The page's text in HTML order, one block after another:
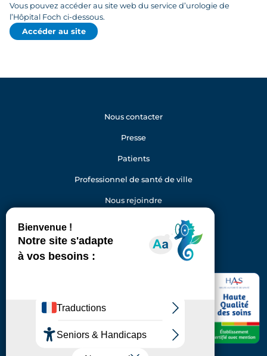
Vous pouvez accéder au site web du service d’urologie de
l’Hôpital Foch ci-dessous.
Accéder au site
92150 Suresnes
Standard : 01 46 25 20 00
Nous contacter
Presse
Patients
Professionnel de santé de ville
Nous rejoindre
LinkedInInstagram